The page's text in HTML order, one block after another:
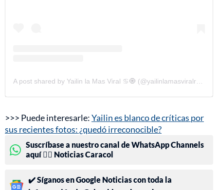
>>> Puede interesarle:Yailin es blanco de críticas por
sus recientes fotos: ¿quedó irreconocible?
Suscríbase a nuestro canal de WhatsApp Channels
aquí 👉🏻 Noticias Caracol
✔️ Síganos en Google Noticias con toda la